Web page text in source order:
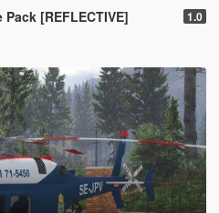
[REFLECTIVE] 1.0